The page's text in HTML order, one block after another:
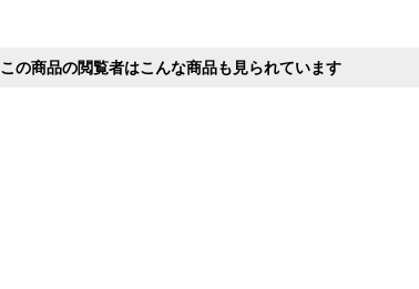
この商品の閲覧者はこんな商品も見られています